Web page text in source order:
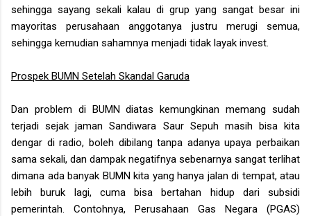
sehingga sayang sekali kalau di grup yang sangat besar ini
mayoritas perusahaan anggotanya justru merugi semua,
sehingga kemudian sahamnya menjadi tidak layak invest.
Prospek BUMN Setelah Skandal Garuda
Dan problem di BUMN diatas kemungkinan memang sudah
terjadi sejak jaman Sandiwara Saur Sepuh masih bisa kita
dengar di radio, boleh dibilang tanpa adanya upaya perbaikan
sama sekali, dan dampak negatifnya sebenarnya sangat terlihat
dimana ada banyak BUMN kita yang hanya jalan di tempat, atau
lebih buruk lagi, cuma bisa bertahan hidup dari subsidi
pemerintah. Contohnya, Perusahaan Gas Negara (PGAS)